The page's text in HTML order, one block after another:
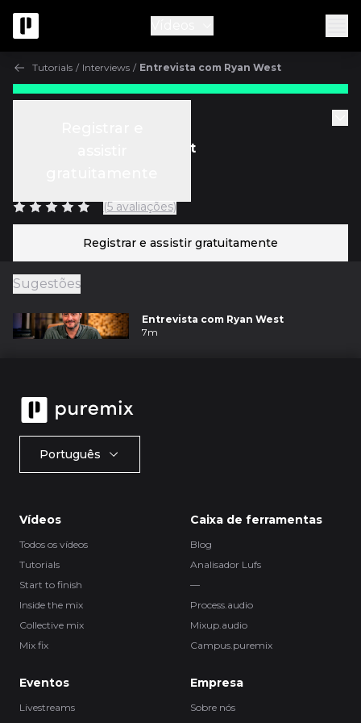
Tutorials / Interviews / Entrevista com Ryan West
Entrevista com Ryan West
(5 avaliações)
Registrar e assistir gratuitamente
Sugestões
Entrevista com Ryan West
7m
Português
Vídeos
Todos os vídeos
Tutorials
Start to finish
Inside the mix
Collective mix
Mix fix
Caixa de ferramentas
Blog
Analisador Lufs
—
Process.audio
Mixup.audio
Campus.puremix
Eventos
Livestreams
Empresa
Sobre nós